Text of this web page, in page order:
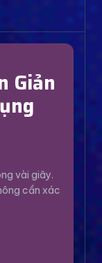
Giản
vài giây.
cần xác